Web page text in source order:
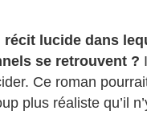
lucide dans
se retrouvent ?
Ce roman
plus réaliste qu’il